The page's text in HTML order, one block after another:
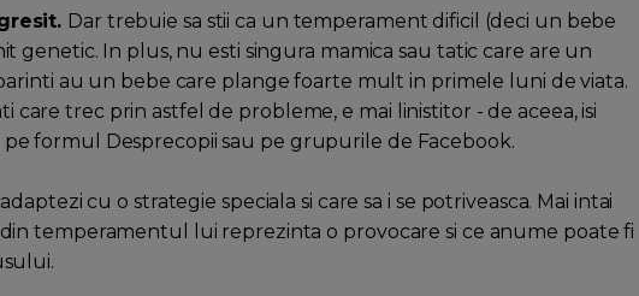
Dar trebuie sa stii ca un temperament dificil (deci un bebe
genetic. In plus, nu esti singura mamica sau tatic care are un
au un bebe care plange foarte mult in primele luni de viata.
care trec prin astfel de probleme, e mai linistitor - de aceea, isi
formul Desprecopii sau pe grupurile de Facebook.
cu o strategie speciala si care sa i se potriveasca. Mai intai
temperamentul lui reprezinta o provocare si ce anume poate fi